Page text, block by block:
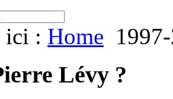
ici : Home
Lévy ?